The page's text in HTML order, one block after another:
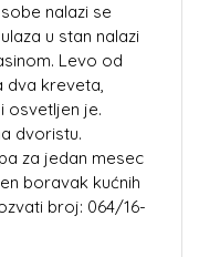
nalazi se
u stan nalazi
Levo od
dva kreveta,
osvetljen je.
dvoristu.
za jedan mesec
boravak kućnih
broj: 064/16-